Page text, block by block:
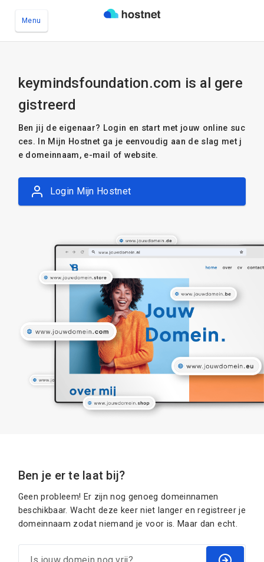
Menu
keymindsfoundation.com is al gere
gistreerd
Ben jij de eigenaar? Login en start met jouw online suc
ces. In Mijn Hostnet ga je eenvoudig aan de slag met j
e domeinnaam, e-mail of website.
Login Mijn Hostnet
Ben je er te laat bij?
Geen probleem! Er zijn nog genoeg domeinnamen
beschikbaar. Wacht deze keer niet langer en registreer je
domeinnaam zodat niemand je voor is. Maar dan echt.